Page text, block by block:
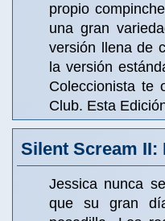
propio
una gran
versión llena de
la versión
Coleccionista te
Club. Esta
Silent Scream II:
Jessica nunca
que su gran